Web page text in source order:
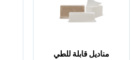
مناديل قابلة للطي